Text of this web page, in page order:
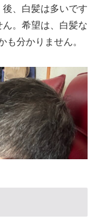
、白髪は多いです
。希望は、白髪な
分かりません。